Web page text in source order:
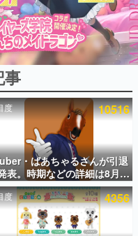
ジビュー数万以上！ などな
電ファミ渾身の“殿堂入り”記
々に製作時のエピソードをお
ーム）とは何か？を探ってい
。『赫本』は、〈試験問題〉
です。
度 10516
・ばあちゃるさんが引退
表。時期などの詳細は8月9
時からの配信で説明
度 4356